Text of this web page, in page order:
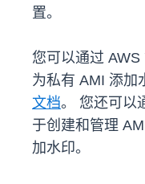
置。
您可以通过
为私有 AMI 添加
文档。 您还可以
于创建和管理
加水印。